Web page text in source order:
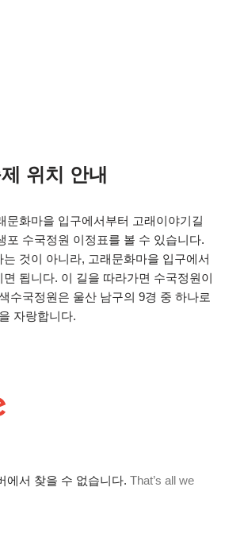
위치 안내
문화마을 입구에서부터 고래이야기길
포 수국정원 이정표를 볼 수 있습니다.
것이 아니라, 고래문화마을 입구에서
됩니다. 이 길을 따라가면 수국정원이
수국정원은 울산 남구의 9경 중 하나로
자랑합니다.